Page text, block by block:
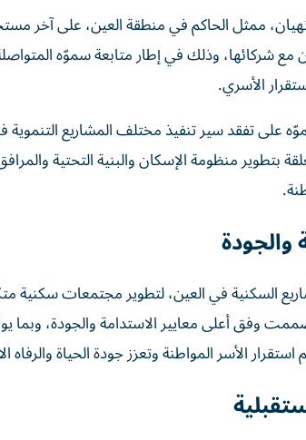
ممثل الحاكم في منطقة العين، على آخر
مع شركائها، وذلك في إطار متابعة سموّه
الأسري.
على تفقد سير تنفيذ مختلف المشاريع التنموية
بتطوير منظومة الإسكان والبنية التحتية
والجودة
السكنية في العين، لتطوير مجتمعات سكنية
صُممت وفق أعلى معايير الاستدامة والجودة،
الأسر المواطنة وتعزز جودة الحياة